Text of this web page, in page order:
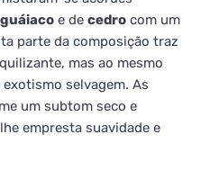
e de cedro com um
parte da composição traz
mas ao mesmo
selvagem. As
um subtom seco e
empresta suavidade e